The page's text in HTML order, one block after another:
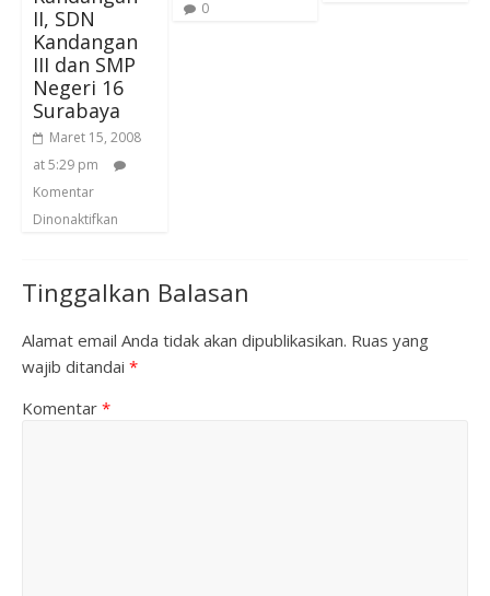
II, SDN
Kandangan
III dan SMP
Negeri 16
Surabaya
Maret 15, 2008
at 5:29 pm
Komentar
Dinonaktifkan
0
Tinggalkan Balasan
Alamat email Anda tidak akan dipublikasikan. Ruas yang
wajib ditandai *
Komentar *